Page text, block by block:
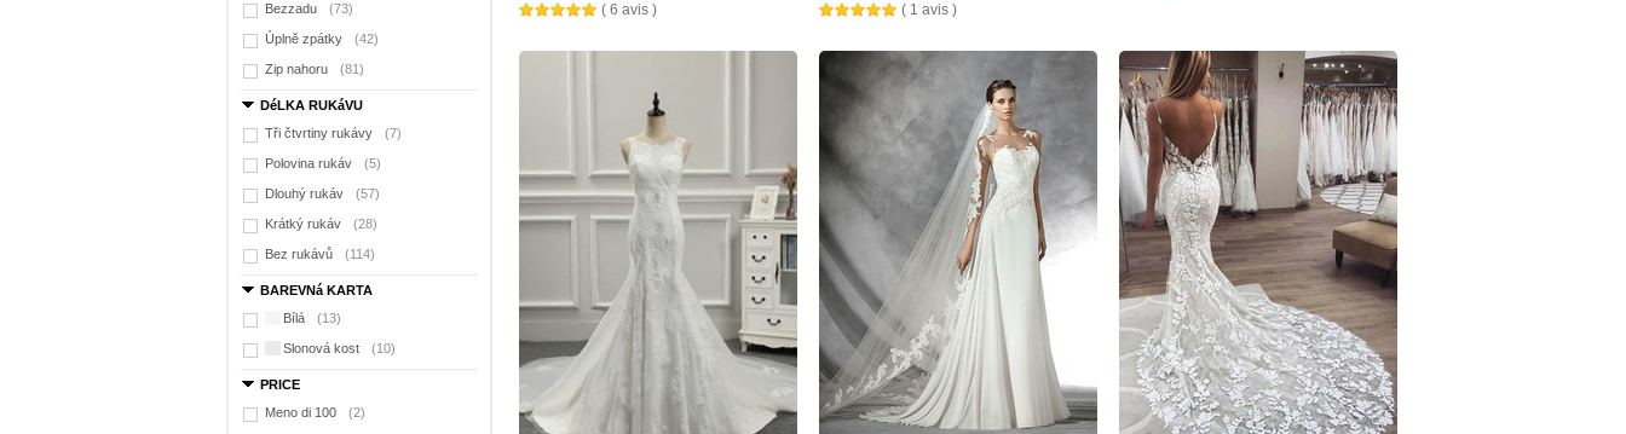
Bezzadu (73)
Úplně zpátky (42)
Zip nahoru (81)
DéLKA RUKáVU
Tři čtvrtiny rukávy
(7)
Polovina rukáv (5)
Dlouhý rukáv (57)
Krátký rukáv (28)
Bez rukávů (114)
BAREVNá KARTA
Bílá
(13)
Slonová kost (10)
PRICE
Meno di 100
(2)
( 6 avis ) ( 1 avis )